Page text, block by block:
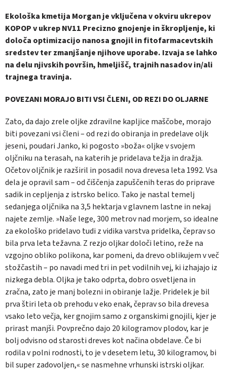
Ekološka kmetija Morgan je vključena v okviru ukrepov
KOPOP v ukrep NV11 Precizno gnojenje in škropljenje, ki
določa optimizacijo nanosa gnojil in fitofarmacevtskih
sredstev ter zmanjšanje njihove uporabe. Izvaja se lahko
na delu njivskih površin, hmeljišč, trajnih nasadov in/ali
trajnega travinja.
POVEZANI MORAJO BITI VSI ČLENI, OD REZI DO OLJARNE
Zato, da dajo zrele oljke zdravilne kapljice maščobe, morajo
biti povezani vsi členi – od rezi do obiranja in predelave oljk
jeseni, poudari Janko, ki pogosto »boža« oljke v svojem
oljčniku na terasah, na katerih je pridelava težja in dražja.
Očetov oljčnik je razširil in posadil nova drevesa leta 1992. Vsa
dela je opravil sam – od čiščenja zapuščenih teras do priprave
sadik in cepljenja z istrsko belico. Tako je nastal temelj
sedanjega oljčnika na 3,5 hektarja v glavnem lastne in nekaj
najete zemlje. »Naše lege, 300 metrov nad morjem, so idealne
za ekološko pridelavo tudi z vidika varstva pridelka, čeprav so
bila prva leta težavna. Z rezjo oljkar določi letino, reže na
vzgojno obliko polikona, kar pomeni, da drevo oblikujem v več
stožčastih – po navadi med tri in pet vodilnih vej, ki izhajajo iz
nizkega debla. Oljka je tako odprta, dobro osvetljena in
zračna, zato je manj bolezni in obiranje lažje. Pridelek je bil
prva štiri leta ob prehodu v eko enak, čeprav so bila drevesa
vsako leto večja, ker gnojim samo z organskimi gnojili, kjer je
prirast manjši. Povprečno dajo 20 kilogramov plodov, kar je
bolj odvisno od starosti dreves kot načina obdelave. Če bi
rodila v polni rodnosti, to je v desetem letu, 30 kilogramov, bi
bil super zadovoljen,« se nasmehne vrhunski istrski oljkar.